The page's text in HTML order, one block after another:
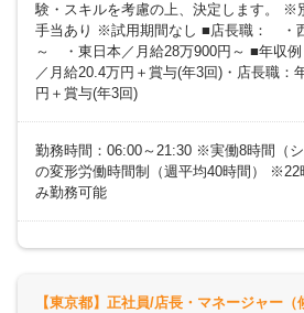
験・スキルを考慮の上、決定します。 ※
手当あり ※試用期間なし ■店長職： ・
～ ・東日本／月給28万900円～ ■年収例
／月給20.4万円＋賞与(年3回)・店長職：
円＋賞与(年3回)
勤務時間：06:00～21:30 ※実働8時間（
の変形労働時間制（週平均40時間） ※22
み勤務可能
【東京都】正社員/店長・マネージャー